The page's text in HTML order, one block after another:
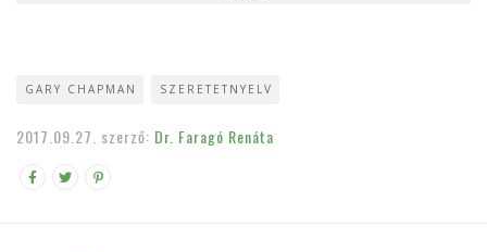
GARY CHAPMAN SZERETETNYELV
2017.09.27. szerző: Dr. Faragó Renáta